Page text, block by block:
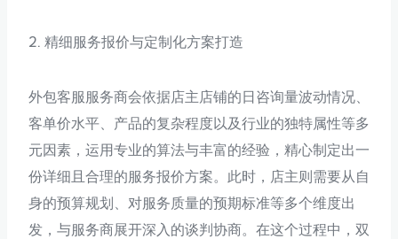
2. 精细服务报价与定制化方案打造
外包客服服务商会依据店主店铺的日咨询量波动情况、
客单价水平、产品的复杂程度以及行业的独特属性等多
元因素，运用专业的算法与丰富的经验，精心制定出一
份详细且合理的服务报价方案。此时，店主则需要从自
身的预算规划、对服务质量的预期标准等多个维度出
发，与服务商展开深入的谈判协商。在这个过程中，双